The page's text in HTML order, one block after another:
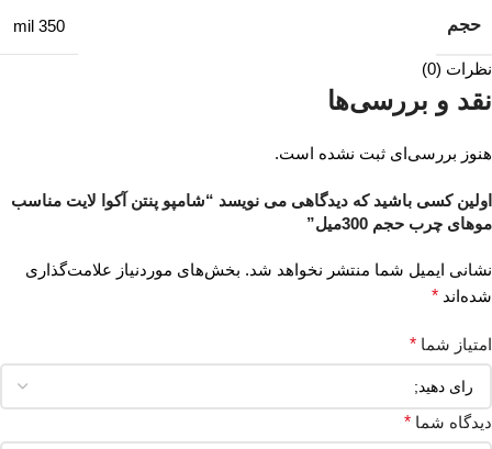
حجم 350 mil
نظرات (0)
نقد و بررسی‌ها
هنوز بررسی‌ای ثبت نشده است.
اولین کسی باشید که دیدگاهی می نویسد “شامپو پنتن آکوا لایت مناسب
موهای چرب حجم 300میل”
نشانی ایمیل شما منتشر نخواهد شد. بخش‌های موردنیاز علامت‌گذاری
شده‌اند *
امتیاز شما *
دیدگاه شما *